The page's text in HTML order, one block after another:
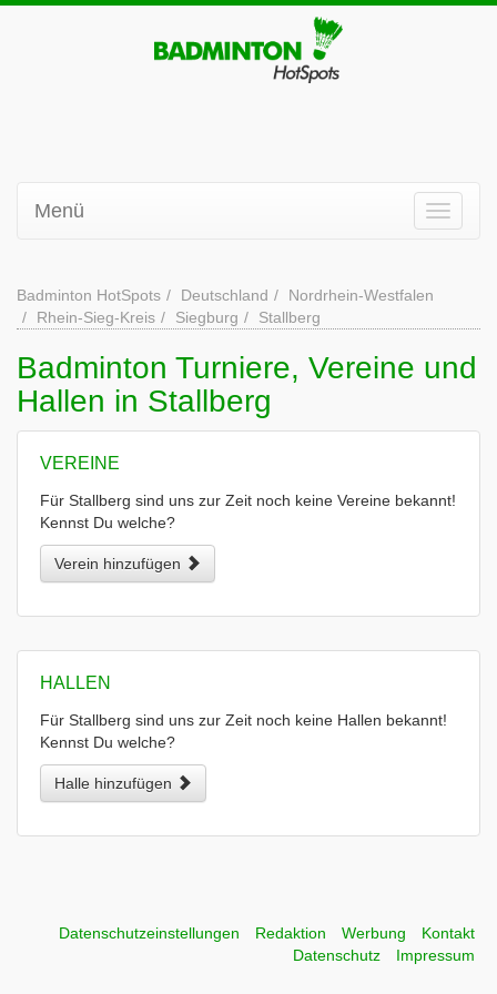
Menü
Badminton HotSpots Deutschland
Nordrhein-Westfalen
Rhein-Sieg-Kreis
Siegburg Stallberg
Badminton Turniere, Vereine und
Hallen in Stallberg
VEREINE
Für Stallberg sind uns zur Zeit noch keine Vereine bekannt!
Kennst Du welche?
Verein hinzufügen
HALLEN
Für Stallberg sind uns zur Zeit noch keine Hallen bekannt!
Kennst Du welche?
Halle hinzufügen
Datenschutzeinstellungen Redaktion Werbung
Kontakt
Datenschutz
Impressum